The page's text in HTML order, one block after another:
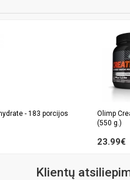
- 183 porcijos
Olimp
(550 g.)
23.99€
Klientų